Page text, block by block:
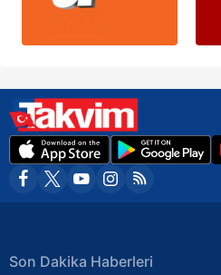
Son Dakika Haberleri